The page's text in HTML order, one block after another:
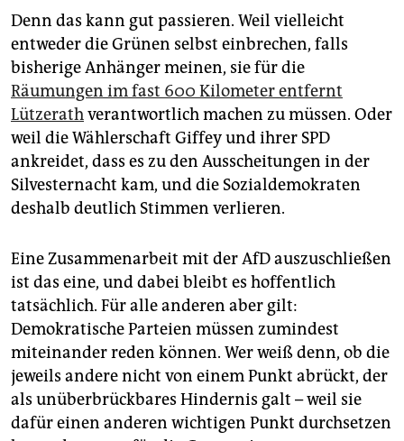
Denn das kann gut passieren. Weil vielleicht
entweder die Grünen selbst einbrechen, falls
bisherige Anhänger meinen, sie für die
Räumungen im fast 600 Kilometer entfernt
Lützerathverantwortlich machen zu müssen. Oder
weil die Wählerschaft Giffey und ihrer SPD
ankreidet, dass es zu den Ausscheitungen in der
Silvesternacht kam, und die Sozialdemokraten
deshalb deutlich Stimmen verlieren.
Eine Zusammenarbeit mit der AfD auszuschließen
ist das eine, und dabei bleibt es hoffentlich
tatsächlich. Für alle anderen aber gilt:
Demokratische Parteien müssen zumindest
miteinander reden können. Wer weiß denn, ob die
jeweils andere nicht von einem Punkt abrückt, der
als unüberbrückbares Hindernis galt – weil sie
dafür einen anderen wichtigen Punkt durchsetzen